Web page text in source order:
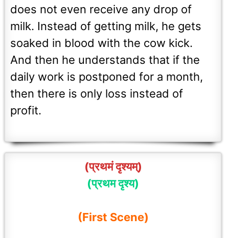
does not even receive any drop of
milk. Instead of getting milk, he gets
soaked in blood with the cow kick.
And then he understands that if the
daily work is postponed for a month,
then there is only loss instead of
profit.
(प्रथमं दृश्यम्)
(प्रथम दृश्य)
(First Scene)